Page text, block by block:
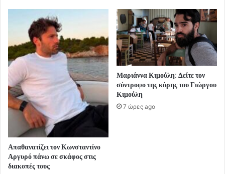
Απαθανατίζει τον Κωνσταντίνο
Αργυρό πάνω σε σκάφος στις
διακοπές τους
Μαριάννα Κιμούλη: Δείτε τον
σύντροφο της κόρης του Γιώργου
Κιμούλη
7 ώρες ago